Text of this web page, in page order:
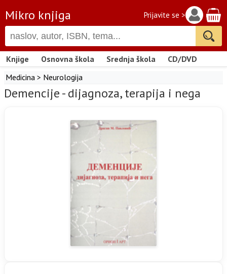
Mikro knjiga Prijavite se >
Knjige Osnovna škola Srednja škola
CD/DVD
Medicina > Neurologija
Demencije - dijagnoza, terapija i nega